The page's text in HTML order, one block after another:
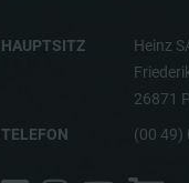
HAUPTSITZ
Heinz
26871
TELEFON
(00 49)